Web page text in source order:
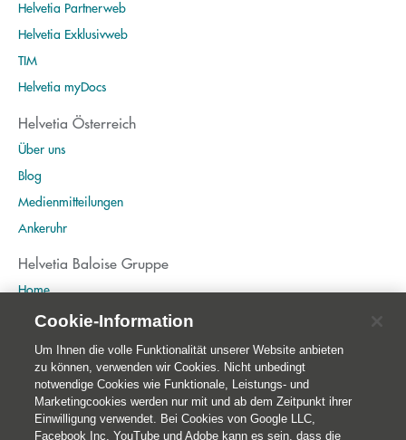
Helvetia Partnerweb
Helvetia Exklusivweb
TIM
Helvetia myDocs
Helvetia Österreich
Über uns
Blog
Medienmitteilungen
Ankeruhr
Helvetia Baloise Gruppe
Home
Publikationen
Nachhaltigkeit
Cookie-Information
Um Ihnen die volle Funktionalität unserer Website anbieten
zu können, verwenden wir Cookies. Nicht unbedingt
notwendige Cookies wie Funktionale, Leistungs- und
Marketingcookies werden nur mit und ab dem Zeitpunkt ihrer
Einwilligung verwendet. Bei Cookies von Google LLC,
Facebook Inc, YouTube und Adobe kann es sein, dass die